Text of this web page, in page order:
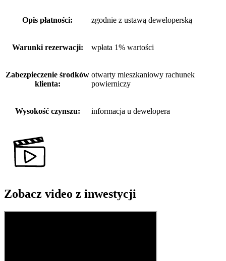
Opis płatności: zgodnie z ustawą deweloperską
Warunki rezerwacji: wpłata 1% wartości
Zabezpieczenie środków
klienta:
otwarty mieszkaniowy rachunek
powierniczy
Wysokość czynszu: informacja u dewelopera
Zobacz video z inwestycji